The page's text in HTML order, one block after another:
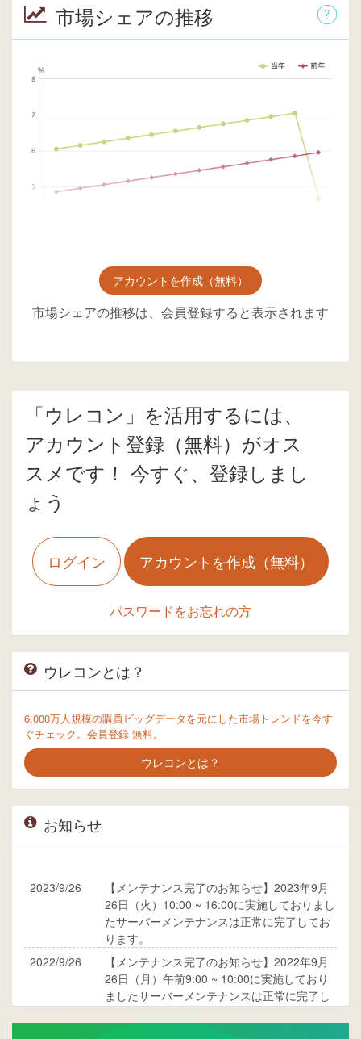
市場シェアの推移
アカウントを作成（無料）
市場シェアの推移は、会員登録すると表示されます
「ウレコン」を活用するには、
アカウント登録（無料）がオス
スメです！ 今すぐ、登録しまし
ょう
ログイン アカウントを作成（無料）
パスワードをお忘れの方
ウレコンとは？
6,000万人規模の購買ビッグデータを元にした市場トレンドを今す
ぐチェック。会員登録 無料。
ウレコンとは？
お知らせ
2023/9/26
【メンテナンス完了のお知らせ】2023年9月
26日（火）10:00 ~ 16:00に実施しておりまし
たサーバーメンテナンスは正常に完了してお
ります。
2022/9/26
【メンテナンス完了のお知らせ】2022年9月
26日（月）午前9:00 ~ 10:00に実施しており
ましたサーバーメンテナンスは正常に完了し